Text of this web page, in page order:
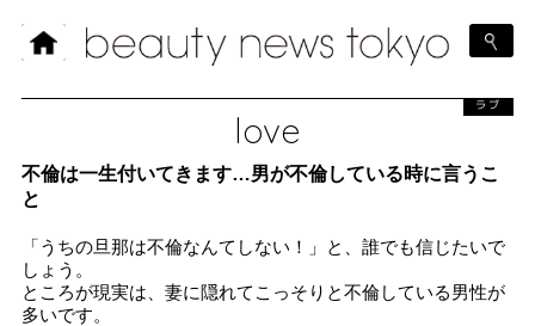
love
ラブ
不倫は一生付いてきます…男が不倫している時に言うこ
と
「うちの旦那は不倫なんてしない！」と、誰でも信じたいで
しょう。
ところが現実は、妻に隠れてこっそりと不倫している男性が
多いです。